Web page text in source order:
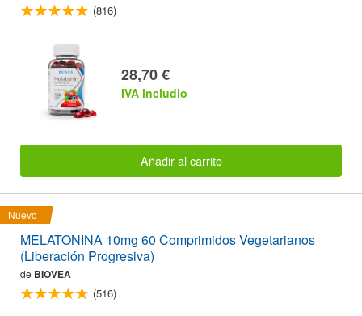
(816)
28,70 €
IVA includio
Añadir al carrito
Nuevo
MELATONINA 10mg 60 Comprimidos Vegetarianos
(Liberación Progresiva)
de BIOVEA
(516)